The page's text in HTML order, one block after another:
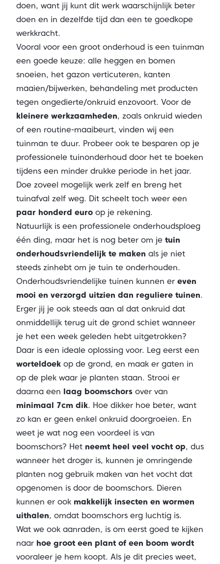
doen, want jij kunt dit werk waarschijnlijk beter
doen en in dezelfde tijd dan een te goedkope
werkkracht.
Vooral voor een groot onderhoud is een tuinman
een goede keuze: alle heggen en bomen
snoeien, het gazon verticuteren, kanten
maaien/bijwerken, behandeling met producten
tegen ongedierte/onkruid enzovoort. Voor de
kleinere werkzaamheden, zoals onkruid wieden
of een routine-maaibeurt, vinden wij een
tuinman te duur. Probeer ook te besparen op je
professionele tuinonderhoud door het te boeken
tijdens een minder drukke periode in het jaar.
Doe zoveel mogelijk werk zelf en breng het
tuinafval zelf weg. Dit scheelt toch weer een
paar honderd euroop je rekening.
Natuurlijk is een professionele onderhoudsploeg
één ding, maar het is nog beter om je tuin
onderhoudsvriendelijk te maken als je niet
steeds zinhebt om je tuin te onderhouden.
Onderhoudsvriendelijke tuinen kunnen er even
mooi en verzorgd uitzien dan reguliere tuinen.
Erger jij je ook steeds aan al dat onkruid dat
onmiddellijk terug uit de grond schiet wanneer
je het een week geleden hebt uitgetrokken?
Daar is een ideale oplossing voor. Leg eerst een
worteldoekop de grond, en maak er gaten in
op de plek waar je planten staan. Strooi er
daarna een laag boomschorsover van
minimaal 7cm dik. Hoe dikker hoe beter, want
zo kan er geen enkel onkruid doorgroeien. En
weet je wat nog een voordeel is van
boomschors? Het neemt heel veel vocht op, dus
wanneer het droger is, kunnen je omringende
planten nog gebruik maken van het vocht dat
opgenomen is door de boomschors. Dieren
kunnen er ook makkelijk insecten en wormen
uithalen, omdat boomschors erg luchtig is.
Wat we ook aanraden, is om eerst goed te kijken
naar hoe groot een plant of een boom wordt
vooraleer je hem koopt. Als je dit precies weet,